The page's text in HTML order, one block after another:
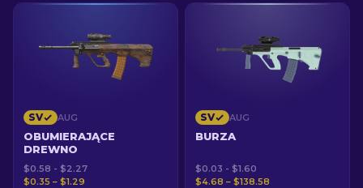
SV AUG
OBUMIERAJĄCE
DREWNO
$0.58 - $2.27
$0.35 – $1.29
SV AUG
BURZA
$0.03 - $1.60
$4.68 – $138.58